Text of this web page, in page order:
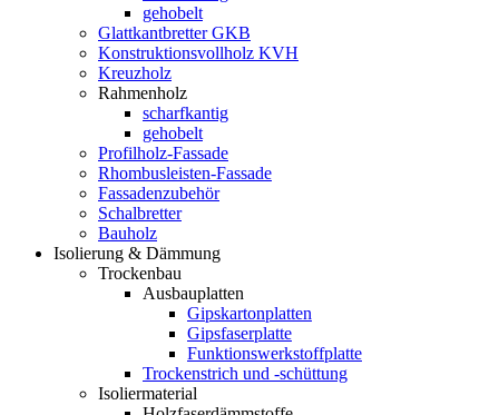
gehobelt
Glattkantbretter GKB
Konstruktionsvollholz KVH
Kreuzholz
Rahmenholz
scharfkantig
gehobelt
Profilholz-Fassade
Rhombusleisten-Fassade
Fassadenzubehör
Schalbretter
Bauholz
Isolierung & Dämmung
Trockenbau
Ausbauplatten
Gipskartonplatten
Gipsfaserplatte
Funktionswerkstoffplatte
Trockenstrich und -schüttung
Isoliermaterial